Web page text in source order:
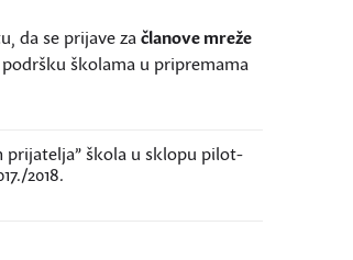
da se prijave začlanove mreže
školama u pripremama
prijatelja” škola u sklopu pilot-
2018.